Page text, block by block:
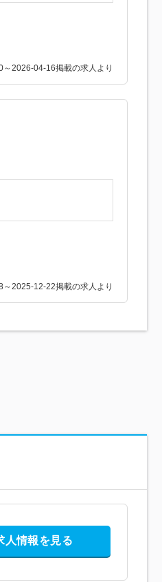
2026-04-16掲載の求人より
2025-12-22掲載の求人より
人情報を見る